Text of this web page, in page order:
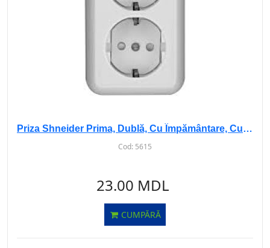
Priza Shneider Prima, Dublă, Cu Împământare, Cu Obturatoare, i/i, RS16-007
Cod: 5615
23.00 MDL
CUMPĂRĂ